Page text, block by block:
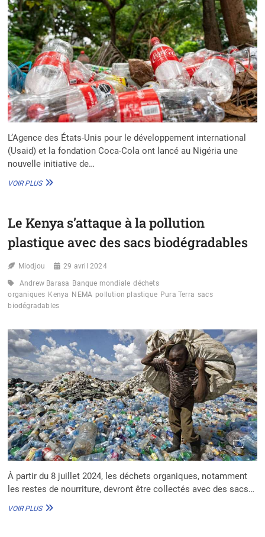
L’Agence des États-Unis pour le développement international
(Usaid) et la fondation Coca-Cola ont lancé au Nigéria une
nouvelle initiative de…
VOIR PLUSNPSA
INITIATIVE
L’USAID
COCA-
POUR
LA
GESTION
DÉCHETS
PLASTIQUES
AU
NIGÉRIA
Le Kenya s’attaque à la pollution
plastique avec des sacs biodégradables
Miodjou 29 avril 2024
Andrew Barasa Banque mondiale déchets
organiques Kenya NEMA pollution plastique Pura Terra sacs
biodégradables
À partir du 8 juillet 2024, les déchets organiques, notamment
les restes de nourriture, devront être collectés avec des sacs…
VOIR PLUSLE